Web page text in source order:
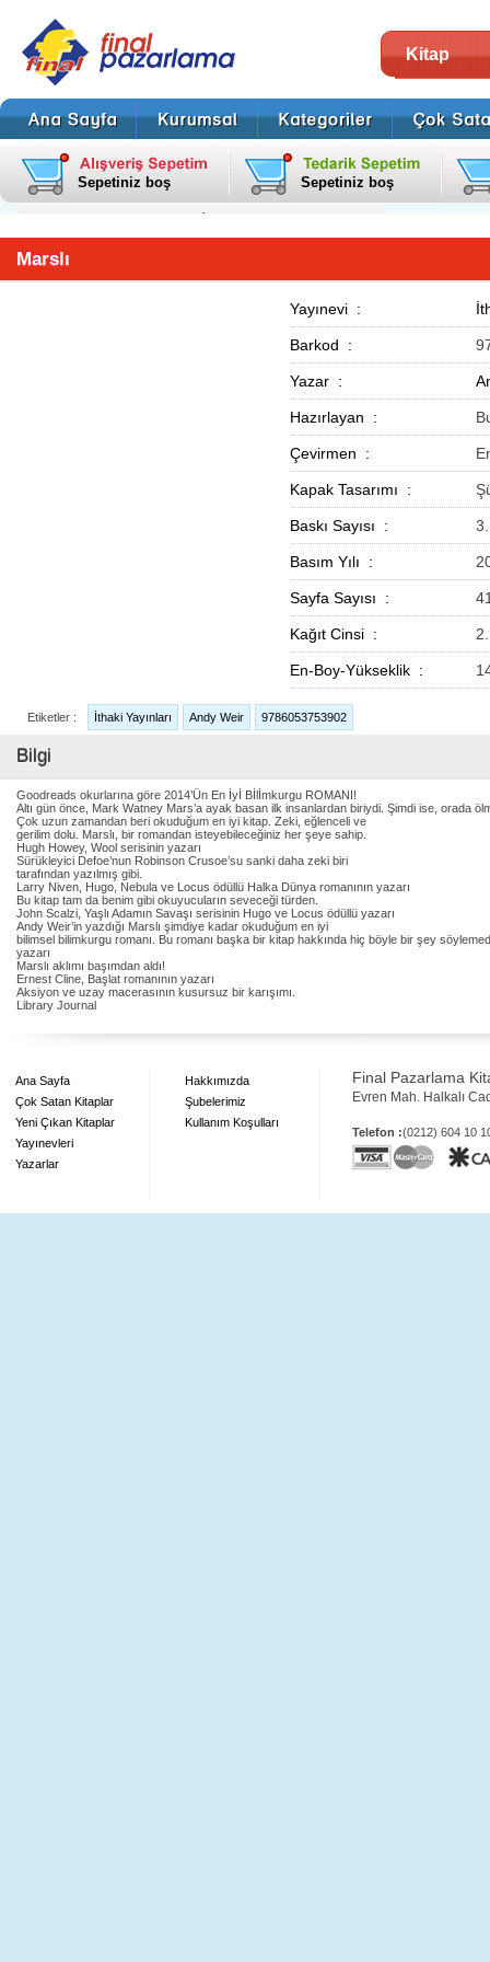
Kitap
Sepetiniz boş Sepetiniz boş
Marslı
Yayınevi :
Barkod :
Yazar :
Hazırlayan :
Çevirmen :
Kapak Tasarımı :
Baskı Sayısı :
Basım Yılı :
Sayfa Sayısı :
Kağıt Cinsi :
En-Boy-Yükseklik :
Etiketler : İthaki Yayınları Andy Weir 9786053753902
Bilgi
Goodreads okurlarına göre 2014’Ün En İyİ Bİlİmkurgu ROMANI!
Altı gün önce, Mark Watney Mars’a ayak basan ilk insanlardan biriydi. Şimdi ise, orada
Çok uzun zamandan beri okuduğum en iyi kitap. Zeki, eğlenceli ve
gerilim dolu. Marslı, bir romandan isteyebileceğiniz her şeye sahip.
Hugh Howey, Wool serisinin yazarı
Sürükleyici Defoe’nun Robinson Crusoe’su sanki daha zeki biri
tarafından yazılmış gibi.
Larry Niven, Hugo, Nebula ve Locus ödüllü Halka Dünya romanının yazarı
Bu kitap tam da benim gibi okuyucuların seveceği türden.
John Scalzi, Yaşlı Adamın Savaşı serisinin Hugo ve Locus ödüllü yazarı
Andy Weir’in yazdığı Marslı şimdiye kadar okuduğum en iyi
bilimsel bilimkurgu romanı. Bu romanı başka bir kitap hakkında hiç böyle bir şey
yazarı
Marslı aklımı başımdan aldı!
Ernest Cline, Başlat romanının yazarı
Aksiyon ve uzay macerasının kusursuz bir karışımı.
Library Journal
Ana Sayfa
Çok Satan Kitaplar
Yeni Çıkan Kitaplar
Yayınevleri
Yazarlar
Hakkımızda
Şubelerimiz
Kullanım Koşulları
Final Pazarlama
Evren Mah. Halkalı
Telefon :(0212) 604 10